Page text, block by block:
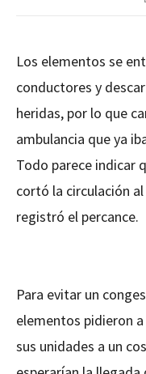
Los elementos se
conductores y
heridas, por lo que
ambulancia que ya
Todo parece indicar
cortó la circulación
registró el percance.
Para evitar un
elementos pidieron
sus unidades a un